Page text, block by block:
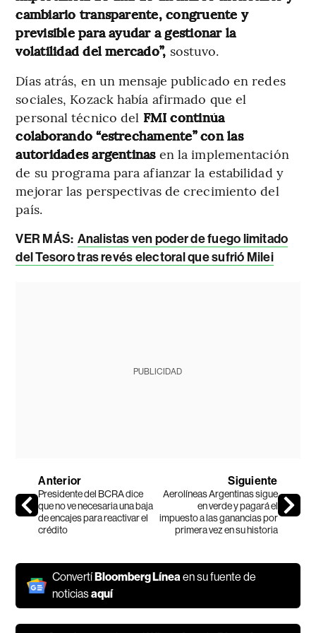
cambiario transparente, congruente y
previsible para ayudar a gestionar la
volatilidad del mercado”, sostuvo.
Días atrás, en un mensaje publicado en redes
sociales, Kozack había afirmado que el
personal técnico del FMI continúa
colaborando “estrechamente” con las
autoridades argentinasen la implementación
de su programa para afianzar la estabilidad y
mejorar las perspectivas de crecimiento del
país.
VER MÁS: Analistas ven poder de fuego limitado
del Tesoro tras revés electoral que sufrió Milei
PUBLICIDAD
Anterior
Presidente del BCRA dice
que no ve necesaria una baja
de encajes para reactivar el
crédito
Siguiente
Aerolíneas Argentinas sigue
en verde y pagará el
impuesto a las ganancias por
primera vez en su historia
ConvertíBloomberg Líneaen su fuente de
noticiasaquí